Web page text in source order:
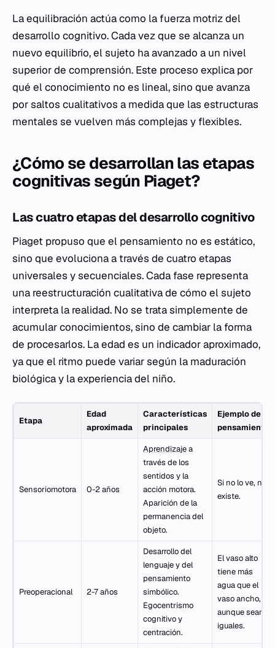
La equilibración actúa como la fuerza motriz del
desarrollo cognitivo. Cada vez que se alcanza un
nuevo equilibrio, el sujeto ha avanzado a un nivel
superior de comprensión. Este proceso explica por
qué el conocimiento no es lineal, sino que avanza
por saltos cualitativos a medida que las estructuras
mentales se vuelven más complejas y flexibles.
¿Cómo se desarrollan las etapas
cognitivas según Piaget?
Las cuatro etapas del desarrollo cognitivo
Piaget propuso que el pensamiento no es estático,
sino que evoluciona a través de cuatro etapas
universales y secuenciales. Cada fase representa
una reestructuración cualitativa de cómo el sujeto
interpreta la realidad. No se trata simplemente de
acumular conocimientos, sino de cambiar la forma
de procesarlos. La edad es un indicador aproximado,
ya que el ritmo puede variar según la maduración
biológica y la experiencia del niño.
Etapa
Edad
aproximada
Características
principales
Ejemplo de
pensamiento
Sensoriomotora 0-2 años
Aprendizajea
través de los
sentidos y la
acción motora.
Aparición de la
permanencia del
objeto.
Si no lo ve, no
existe.
Preoperacional 2-7 años
Desarrollo del
lenguaje y del
pensamiento
simbólico.
Egocentrismo
cognitivo y
centración.
El vaso alto
tiene más
agua que el
vaso ancho,
aunque sean
iguales.